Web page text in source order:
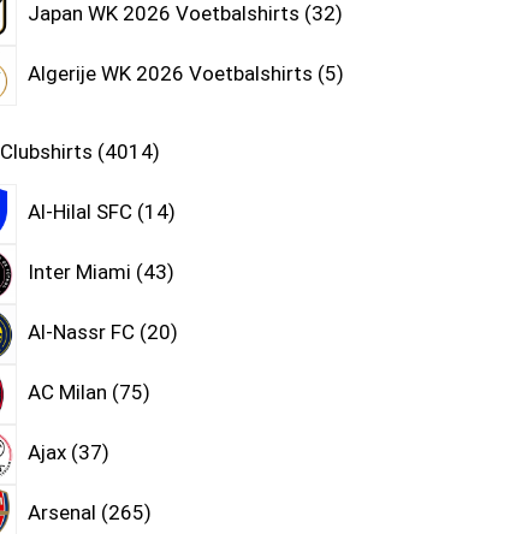
Japan WK 2026 Voetbalshirts 32
Algerije WK 2026 Voetbalshirts 5
Clubshirts 4014
Al-Hilal SFC 14
Inter Miami 43
Al-Nassr FC 20
AC Milan 75
Ajax 37
Arsenal 265